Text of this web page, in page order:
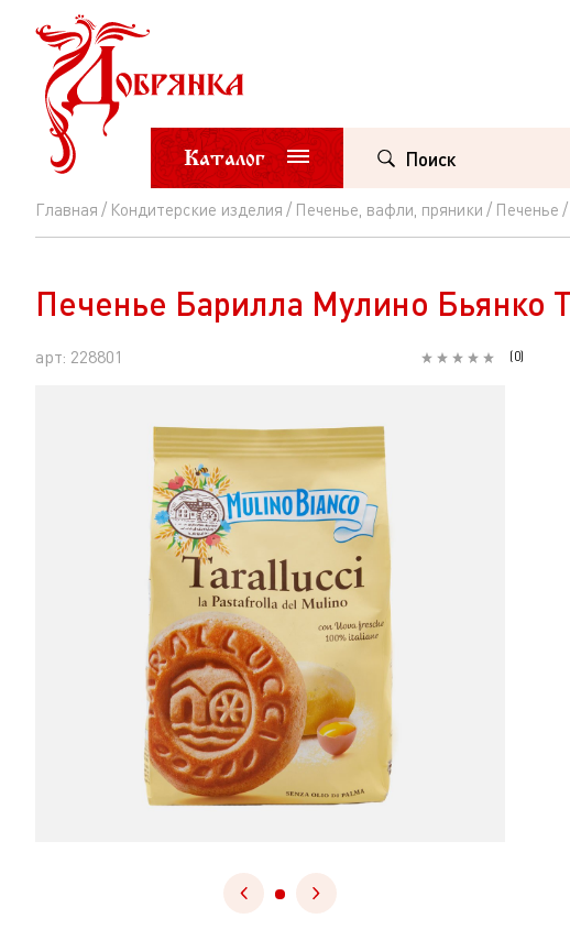
Каталог Поиск
Главная Кондитерские изделия Печенье, вафли, пряники Печенье
Печенье
Барилла
Мулино
Бьянко
Печенье Барилла Мулино Бьянко
арт: 228801 (0)